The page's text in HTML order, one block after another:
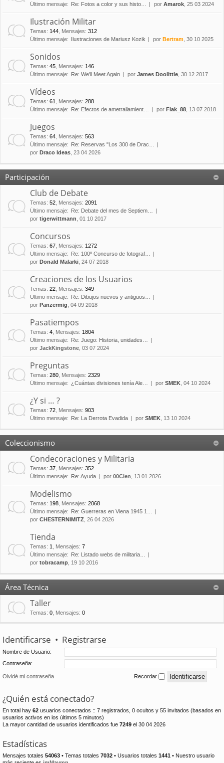
Último mensaje:
Re: Fotos a color y sus histo… por Amarok , 25 03 2024
Ilustración Militar
Temas: 144 Mensajes: 312
Último mensaje:
Ilustraciones de Mariusz Kozik por Bertram , 30 10 2025
Sonidos
Temas: 45 Mensajes: 146
Último mensaje:
Re: We'll Meet Again por James Doolittle , 30 12 2017
Vídeos
Temas: 61 Mensajes: 288
Último mensaje:
Re: Efectos de ametrallamient… por Flak_88 , 13 07 2018
Juegos
Temas: 64 Mensajes: 563
Último mensaje:
Re: Reservas "Los 300 de Drac…
por Draco Ideas , 23 04 2026
Participación
Club de Debate
Temas: 52 Mensajes: 2091
Último mensaje:
Re: Debate del mes de Septiem…
por tigerwittmann , 01 10 2017
Concursos
Temas: 67 Mensajes: 1272
Último mensaje:
Re: 100º Concurso de fotograf…
por Donald Malarki , 24 07 2018
Creaciones de los Usuarios
Temas: 22 Mensajes: 349
Último mensaje:
Re: Dibujos nuevos y antiguos…
por Panzermig , 04 09 2018
Pasatiempos
Temas: 4 Mensajes: 1804
Último mensaje:
Re: Juego: Historia, unidades…
por JackKingstone , 03 07 2024
Preguntas
Temas: 280 Mensajes: 2329
Último mensaje: ¿Cuántas divisiones tenía Ale… por SMEK , 04 10 2024
¿Y si … ?
Temas: 72 Mensajes: 903
Último mensaje:
Re: La Derrota Evadida por SMEK , 13 10 2024
Coleccionismo
Condecoraciones y Militaria
Temas: 37 Mensajes: 352
Último mensaje:
Re: Ayuda por 00Cien , 13 01 2026
Modelismo
Temas: 198 Mensajes: 2068
Último mensaje:
Re: Guerreras en Viena 1945 1…
por CHESTERNIMITZ , 26 04 2026
Tienda
Temas: 1 Mensajes: 7
Último mensaje:
Re: Listado webs de militaria…
por tobracamp , 19 10 2016
Área Técnica
Taller
Temas: 0 Mensajes: 0
Identificarse • Registrarse
Nombre de Usuario:
Contraseña:
Olvidé mi contraseña Recordar
¿Quién está conectado?
En total hay 62 usuarios conectados :: 7 registrados, 0 ocultos y 55 invitados (basados en
usuarios activos en los últimos 5 minutos)
La mayor cantidad de usuarios identificados fue 7249 el 30 04 2026
Estadísticas
Mensajes totales 54063 • Temas totales 7032 • Usuarios totales 1441 • Nuestro usuario